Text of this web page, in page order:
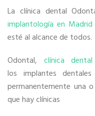
La clínica dental
implantología en
esté al alcance de todos.
Odontal, clínica
los implantes
permanentemente una
que hay clínicas